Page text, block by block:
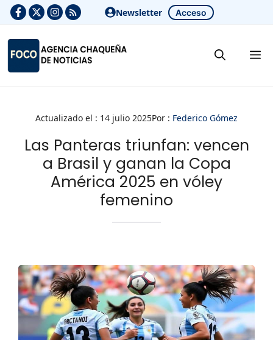
Saltar
contenido
Newsletter Acceso
Actualizado el : 14 julio 2025Por : Federico Gómez
Las Panteras triunfan: vencen
a Brasil y ganan la Copa
América 2025 en vóley
femenino